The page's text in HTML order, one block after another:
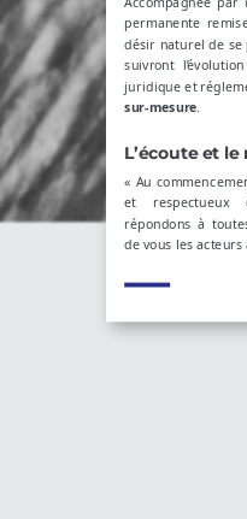
permanente
désir naturel de se
suivront
juridique et
sur-mesure.
L’écoute et le
« Au
et respectueux
répondons à
de vous les acteurs